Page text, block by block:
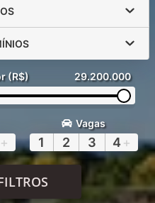
(R$) 29.200.000
+
Vagas
1 2 3 4 +